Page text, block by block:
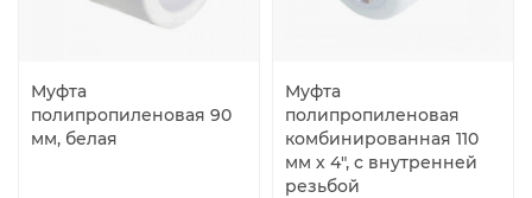
Муфта
полипропиленовая 90
мм, белая
Муфта
полипропиленовая
комбинированная 110
мм х 4", с внутренней
резьбой